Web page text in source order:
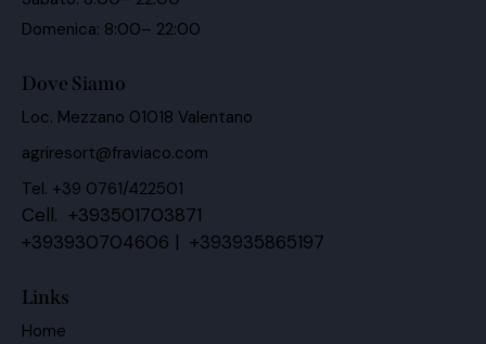
Domenica: 8:00– 22:00
Dove Siamo
Loc. Mezzano 01018 Valentano
agriresort@fraviaco.com
Tel. +39 0761/422501
Cell. +393501703871
+393930704606 | +393935865197
Links
Home